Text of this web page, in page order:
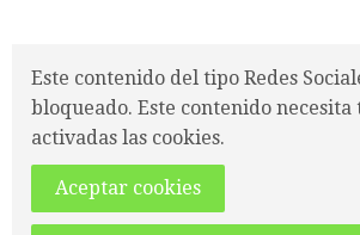
Este contenido del tipo Redes
bloqueado. Este contenido necesita
activadas las cookies.
Aceptar cookies